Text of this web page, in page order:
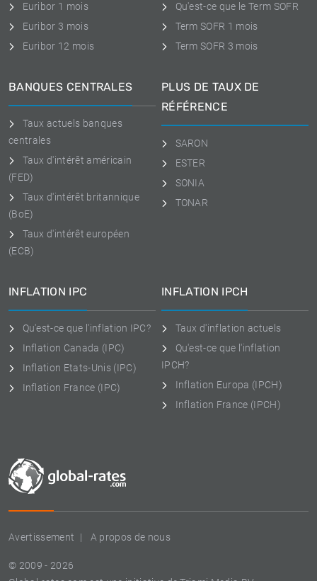
Avertissement A propos de nous
© 2009 - 2026
Euribor 1 mois
Euribor 3 mois
Euribor 12 mois
Qu'est-ce que le Term SOFR
Term SOFR 1 mois
Term SOFR 3 mois
BANQUES CENTRALES
Taux actuels banques
centrales
Taux d'intérêt américain
(FED)
Taux d'intérêt britannique
(BoE)
Taux d'intérêt européen
(ECB)
PLUS DE TAUX DE
RÉFÉRENCE
SARON
ESTER
SONIA
TONAR
INFLATION IPC
Qu'est-ce que l'inflation IPC?
Inflation Canada (IPC)
Inflation Etats-Unis (IPC)
Inflation France (IPC)
INFLATION IPCH
Taux d'inflation actuels
Qu'est-ce que l'inflation
IPCH?
Inflation Europa (IPCH)
Inflation France (IPCH)